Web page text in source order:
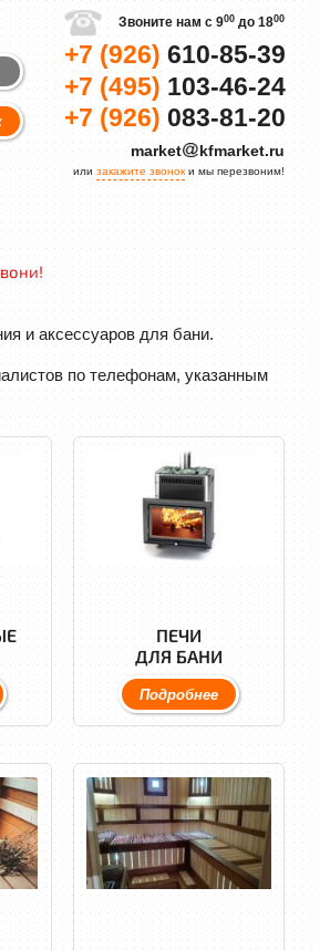
Звоните нам с 900 до 1800
+7 (926) 610-85-39
+7 (495) 103-46-24
+7 (926) 083-81-20
market kfmarket.ru
или закажите звоноки мы перезвоним!
и аксессуаров для бани.
по телефонам, указанным
ПЕЧИ
ДЛЯ БАНИ
Подробнее